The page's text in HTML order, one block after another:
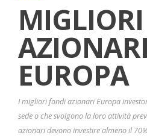
AZIONARI
EUROPA
I migliori fondi azionari Europa
sede o che svolgono la loro attività
azionari devono investire almeno il